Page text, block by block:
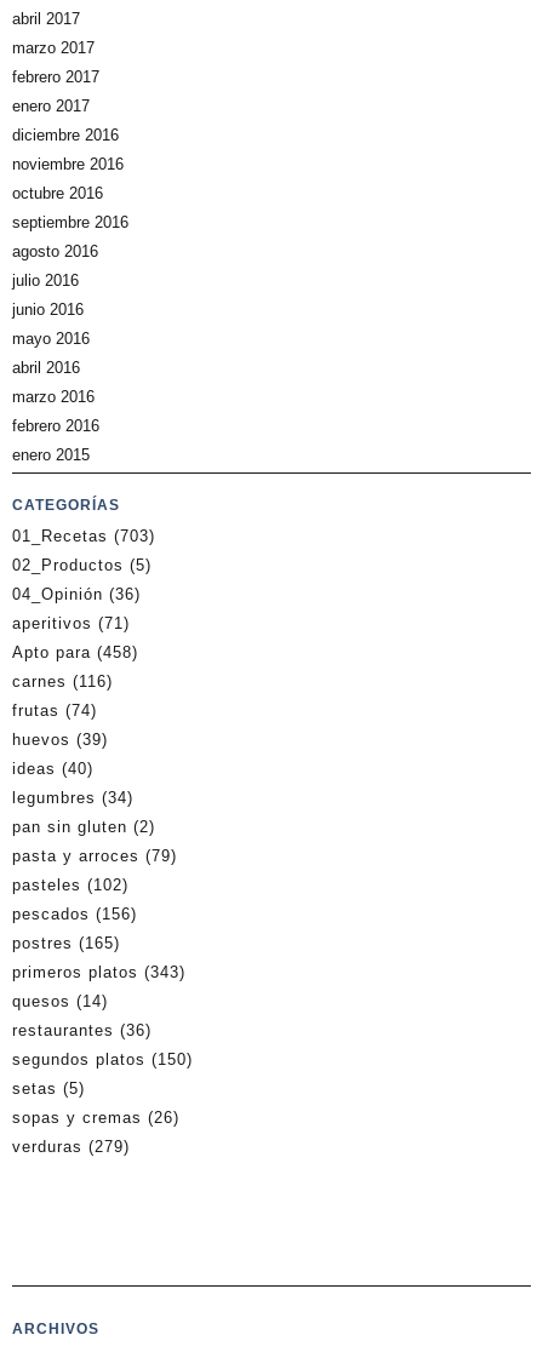
abril 2017
marzo 2017
febrero 2017
enero 2017
diciembre 2016
noviembre 2016
octubre 2016
septiembre 2016
agosto 2016
julio 2016
junio 2016
mayo 2016
abril 2016
marzo 2016
febrero 2016
enero 2015
CATEGORÍAS
01_Recetas (703)
02_Productos (5)
04_Opinión (36)
aperitivos (71)
Apto para (458)
carnes (116)
frutas (74)
huevos (39)
ideas (40)
legumbres (34)
pan sin gluten (2)
pasta y arroces (79)
pasteles (102)
pescados (156)
postres (165)
primeros platos (343)
quesos (14)
restaurantes (36)
segundos platos (150)
setas (5)
sopas y cremas (26)
verduras (279)
ARCHIVOS